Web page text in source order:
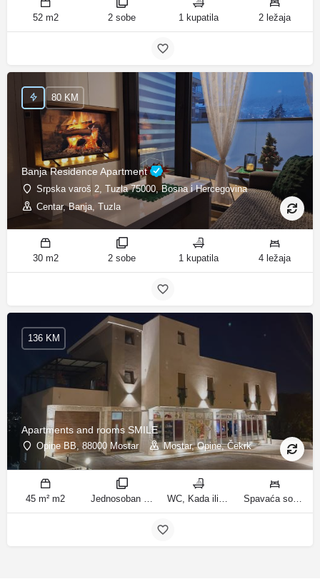
52 m2 2 sobe 1 kupatila 2 ležaja
Banja Residence Apartment
Srpska varoš 2, Tuzla 75000, Bosna i Hercegovina
Centar, Banja, Tuzla
80 KM
30 m2 2 sobe 1 kupatila 4 ležaja
Apartments and rooms SMILE
Opine BB, 88000 Mostar Mostar, Opine, Čekrk
136 KM
45 m² m2